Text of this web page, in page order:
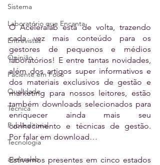
Sistema
Laboratório que Encanta
Entrevistas
Opinião
Paciente em Foco
Qualidade
Técnica
Publieditorial
Tecnologia
aceleralab
O Aceleralab está de volta, trazendo
cada vez mais conteúdo para os
gestores de pequenos e médios
laboratórios! E entre tantas novidades,
além dos artigos super informativos e
dos materiais exclusivos de gestão e
marketing para nossos leitores, estão
também downloads selecionados para
enriquecer ainda mais seu
conhecimento e técnicas de gestão.
Por falar em download…
Estivemos presentes em cinco estados